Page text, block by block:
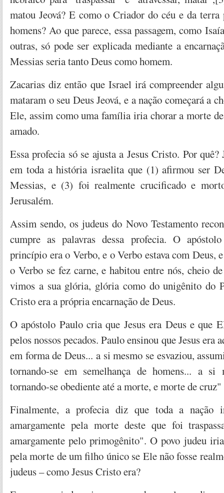
matou Jeová? E como o Criador do céu e da
homens? Ao que parece, essa passagem, como
outras, só pode ser explicada mediante a
Messias seria tanto Deus como homem.
Zacarias diz então que Israel irá compreender
mataram o seu Deus Jeová, e a nação começará a
Ele, assim como uma família iria chorar a morte
amado.
Essa profecia só se ajusta a Jesus Cristo. Por
em toda a história israelita que (1) afirmou ser
Messias, e (3) foi realmente crucificado e
Jerusalém.
Assim sendo, os judeus do Novo Testamento
cumpre as palavras dessa profecia. O
princípio era o Verbo, e o Verbo estava com Deus,
o Verbo se fez carne, e habitou entre nós, cheio
vimos a sua glória, glória como do unigênito do
Cristo era a própria encarnação de Deus.
O apóstolo Paulo cria que Jesus era Deus e que
pelos nossos pecados. Paulo ensinou que Jesus era
em forma de Deus... a si mesmo se esvaziou,
tornando-se em semelhança de homens... a si
tornando-se obediente até a morte, e morte de
Finalmente, a profecia diz que toda a nação
amargamente pela morte deste que foi
amargamente pelo primogênito". O povo judeu
pela morte de um filho único se Ele não fosse
judeus – como Jesus Cristo era?